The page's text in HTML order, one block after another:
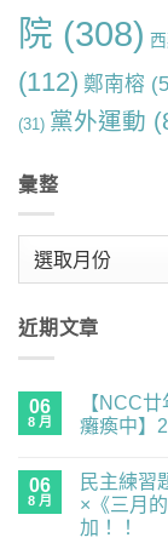
院 (308)
(112) 鄭南榕
(31) 黨外運動
彙整
近期文章
06
8 月
【NCC
癱瘓中】
廿
首
度
留
言
06
8 月
民主練習
×《三月
加！！